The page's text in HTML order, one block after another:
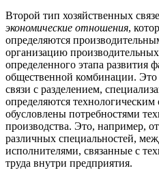
Второй тип хозяйственных
экономические отношения,
определяются
организацию
определенного этапа развития
общественной комбинации.
связи с разделением,
определяются
обусловлены потребностями
производства. Это, например,
различных специальностей,
исполнителями, связанные с
труда внутри предприятия.